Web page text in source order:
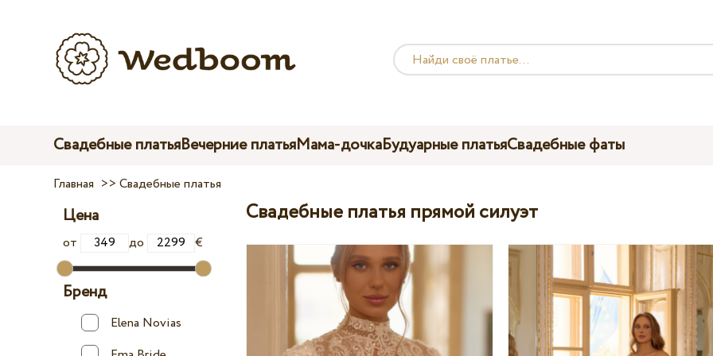
Свадебные платьяВечерние платьяМама-дочкаБудуарные платьяСвадебные фаты
Главная >>Свадебные платья
Цена
от до €
Бренд
Elena Novias
Свадебные платья прямой силуэт